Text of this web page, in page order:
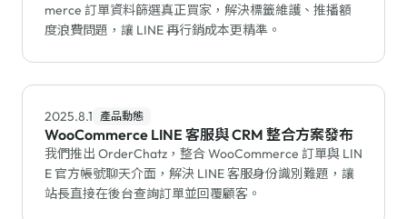
merce 訂單資料篩選真正買家，解決標籤維護、推播額
度浪費問題，讓 LINE 再行銷成本更精準。
2025.8.1 產品動態
WooCommerce LINE 客服與 CRM 整合方案發布
我們推出 OrderChatz，整合 WooCommerce 訂單與 LIN
E 官方帳號聊天介面，解決 LINE 客服身份識別難題，讓
站長直接在後台查詢訂單並回覆顧客。